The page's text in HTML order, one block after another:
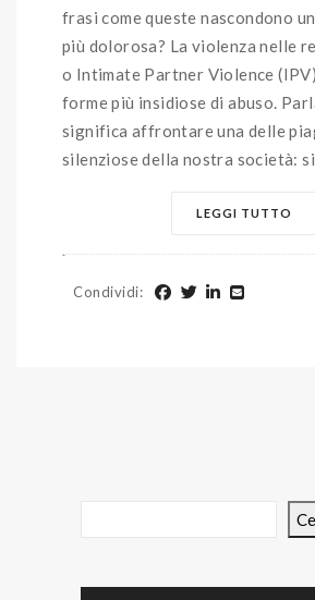
frasi come queste nascondono
più dolorosa? La violenza nelle
o Intimate Partner Violence
forme più insidiose di abuso.
significa affrontare una delle
silenziose della nostra società:
LEGGI TUTTO
Condividi: